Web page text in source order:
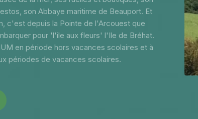
son Abbaye maritime de Beauport. Et
c'est depuis la Pointe de l'Arcouest que
pour 'l'ile aux fleurs' l'Ile de Bréhat.
en période hors vacances scolaires et à
périodes de vacances scolaires.